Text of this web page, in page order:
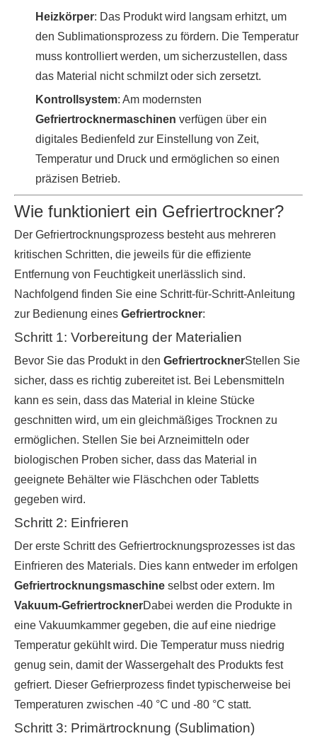
Heizkörper: Das Produkt wird langsam erhitzt, um
den Sublimationsprozess zu fördern. Die Temperatur
muss kontrolliert werden, um sicherzustellen, dass
das Material nicht schmilzt oder sich zersetzt.
Kontrollsystem: Am modernsten
Gefriertrocknermaschinen verfügen über ein
digitales Bedienfeld zur Einstellung von Zeit,
Temperatur und Druck und ermöglichen so einen
präzisen Betrieb.
Wie funktioniert ein Gefriertrockner?
Der Gefriertrocknungsprozess besteht aus mehreren
kritischen Schritten, die jeweils für die effiziente
Entfernung von Feuchtigkeit unerlässlich sind.
Nachfolgend finden Sie eine Schritt-für-Schritt-Anleitung
zur Bedienung eines Gefriertrockner:
Schritt 1: Vorbereitung der Materialien
Bevor Sie das Produkt in den GefriertrocknerStellen Sie
sicher, dass es richtig zubereitet ist. Bei Lebensmitteln
kann es sein, dass das Material in kleine Stücke
geschnitten wird, um ein gleichmäßiges Trocknen zu
ermöglichen. Stellen Sie bei Arzneimitteln oder
biologischen Proben sicher, dass das Material in
geeignete Behälter wie Fläschchen oder Tabletts
gegeben wird.
Schritt 2: Einfrieren
Der erste Schritt des Gefriertrocknungsprozesses ist das
Einfrieren des Materials. Dies kann entweder im erfolgen
Gefriertrocknungsmaschine selbst oder extern. Im
Vakuum-GefriertrocknerDabei werden die Produkte in
eine Vakuumkammer gegeben, die auf eine niedrige
Temperatur gekühlt wird. Die Temperatur muss niedrig
genug sein, damit der Wassergehalt des Produkts fest
gefriert. Dieser Gefrierprozess findet typischerweise bei
Temperaturen zwischen -40 °C und -80 °C statt.
Schritt 3: Primärtrocknung (Sublimation)